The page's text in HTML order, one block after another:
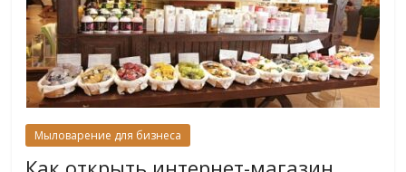
Мыловарение для бизнеса